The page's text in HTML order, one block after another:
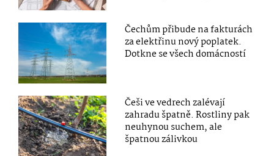
Čechům přibude na fakturách
za elektřinu nový poplatek.
Dotkne se všech domácností
Češi ve vedrech zalévají
zahradu špatně. Rostliny pak
neuhynou suchem, ale
špatnou zálivkou